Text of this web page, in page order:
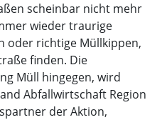
scheinbar nicht mehr
wieder traurige
oder richtige Müllkippen,
finden. Die
Müll hingegen, wird
Abfallwirtschaft Region
der Aktion,